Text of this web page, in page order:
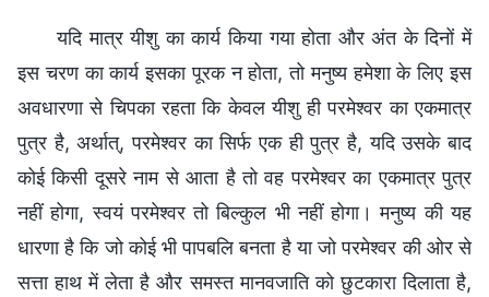
यदि मात्र यीशु का कार्य किया गया होता और अंत के दिनों में
इस चरण का कार्य इसका पूरक न होता, तो मनुष्य हमेशा के लिए इस
अवधारणा से चिपका रहता कि केवल यीशु ही परमेश्वर का एकमात्र
पुत्र है, अर्थात्, परमेश्वर का सिर्फ एक ही पुत्र है, यदि उसके बाद
कोई किसी दूसरे नाम से आता है तो वह परमेश्वर का एकमात्र पुत्र
नहीं होगा, स्वयं परमेश्वर तो बिल्कुल भी नहीं होगा। मनुष्य की यह
धारणा है कि जो कोई भी पापबलि बनता है या जो परमेश्वर की ओर से
सत्ता हाथ में लेता है और समस्त मानवजाति को छुटकारा दिलाता है,